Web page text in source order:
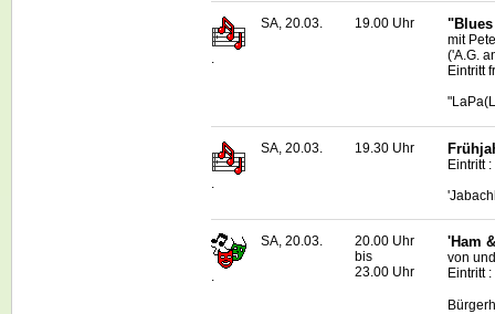
.
SA, 20.03. 19.00 Uhr "Blues
mit
('A.G.
Eintritt
SA, 20.03. 19.30 Uhr
Eintritt
.
SA, 20.03.
20.00 Uhr
bis
23.00 Uhr
'Ham
von
Eintritt